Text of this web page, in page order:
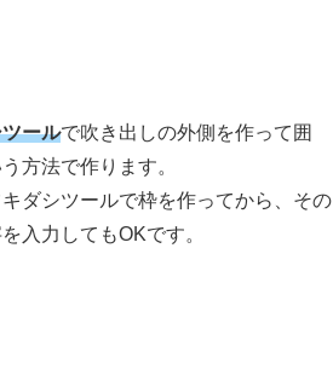
ールで吹き出しの外側を作って囲
方法で作ります。
ダシツールで枠を作ってから、その
入力してもOKです。